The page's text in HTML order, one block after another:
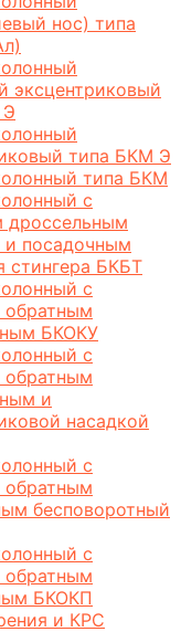
нос) типа
эксцентриковый
типа БКМ Э
типа БКМ
с
дроссельным
и посадочным
стингера БКБТ
с
обратным
БКОКУ
с
обратным
и
насадкой
с
обратным
бесповоротный
с
обратным
БКОКП
и КРС